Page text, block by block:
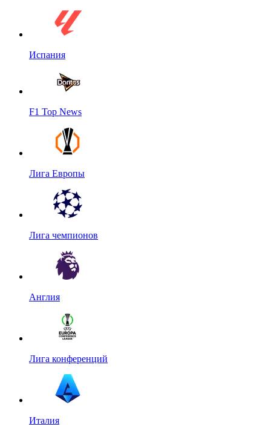
Испания
F1 Top News
Лига Европы
Лига чемпионов
Англия
Лига конференций
Италия